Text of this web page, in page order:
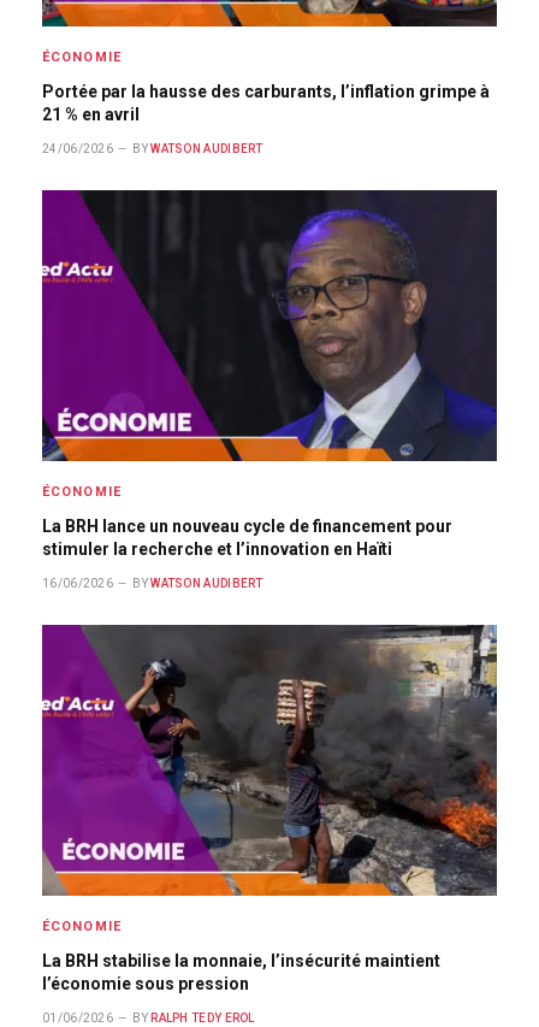
ÉCONOMIE
Portée par la hausse des carburants, l’inflation grimpe à
21 % en avril
24/06/2026 BY WATSON AUDIBERT
ÉCONOMIE
La BRH lance un nouveau cycle de financement pour
stimuler la recherche et l’innovation en Haïti
16/06/2026 BY WATSON AUDIBERT
ÉCONOMIE
La BRH stabilise la monnaie, l’insécurité maintient
l’économie sous pression
01/06/2026 BY RALPH TEDY EROL